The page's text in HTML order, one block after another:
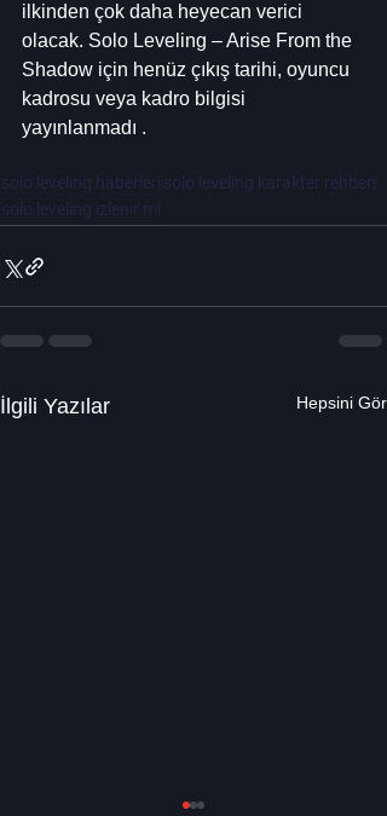
ilkinden çok daha heyecan verici
olacak. Solo Leveling – Arise From the
Shadow için henüz çıkış tarihi, oyuncu
kadrosu veya kadro bilgisi
yayınlanmadı .
solo leveling haberleri solo leveling karakter rehberi
solo leveling izlenir mi
İlgili Yazılar Hepsini Gör